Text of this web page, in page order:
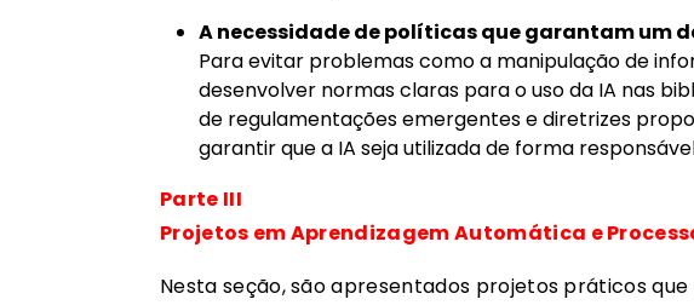
A necessidade de políticas que garantam um
Para evitar problemas como a manipulação de
desenvolver normas claras para o uso da IA nas
de regulamentações emergentes e diretrizes
garantir que a IA seja utilizada de forma
Parte III
Projetos em Aprendizagem Automática e
Nesta seção, são apresentados projetos práticos